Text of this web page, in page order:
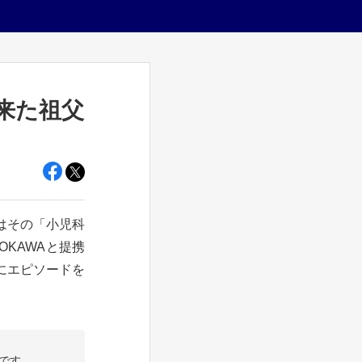
た祖父
その「小児科
と提携
エピソードを